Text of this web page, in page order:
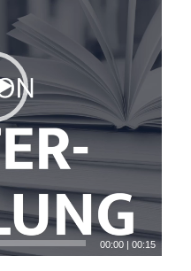
00:00 |00:15